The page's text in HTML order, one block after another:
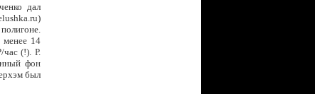
дал
менее 14
(!). Р.
фон
был